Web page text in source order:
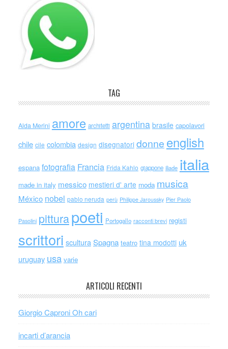
TAG
Alda Merini amore architetti argentina brasile capolavori
chile cile colombia design disegnatori donne english
espana fotografia Francia Frida Kahlo giappone iliade italia
made in italy messico mestieri d' arte moda musica
México nobel pablo neruda perù Philippe Jaroussky Pier Paolo
Pasolini pitturapoeti Portogallo racconti brevi registi
scrittori scultura Spagna teatro tina modotti uk
uruguay usa varie
ARTICOLI RECENTI
Giorgio Caproni Oh cari
incarti d’arancia